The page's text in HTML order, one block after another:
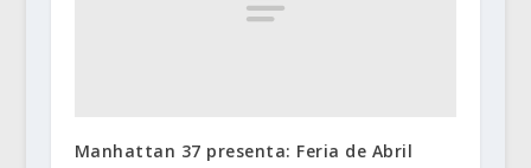
Manhattan 37 presenta: Feria de Abril